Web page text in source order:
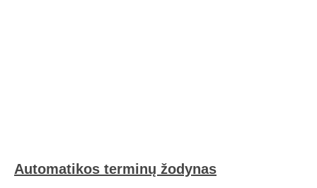
Automatikos terminų žodynas